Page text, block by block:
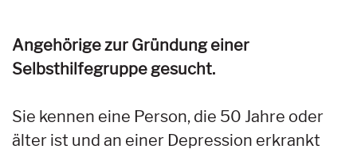
Angehörige zur Gründung einer
Selbsthilfegruppe gesucht.
Sie kennen eine Person, die 50 Jahre oder
älter ist und an einer Depression erkrankt